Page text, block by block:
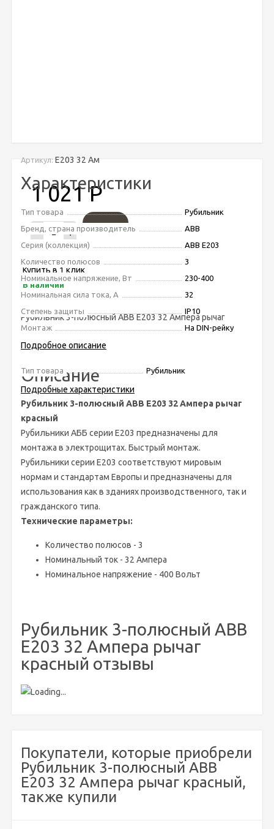
Артикул: Е203 32 Ам
1 021Р
- +
Купить в 1 клик
В наличии
Рубильник 3-полюсный ABB Е203 32 Ампера рычаг
красный
Подробное описание
Тип товара Рубильник
Подробные характеристики
Характеристики
Тип товара
Рубильник
Бренд, страна производитель
ABB
Серия (коллекция)
ABB E203
Количество полюсов
3
Номинальное напряжение, Вт
230-400
Номинальная сила тока, А
32
Степень защиты
IP10
Монтаж
На DIN-рейку
Описание
Рубильник 3-полюсный ABB Е203 32 Ампера рычаг
красный
Рубильники АББ серии E203 предназначены для
монтажа в электрощитах. Быстрый монтаж.
Рубильники серии E203 соответствуют мировым
нормам и стандартам Европы и предназначены для
использования как в зданиях производственного, так и
гражданского типа.
Технические параметры:
Количество полюсов - 3
Номинальный ток - 32 Ампера
Номинальное напряжение - 400 Вольт
Рубильник 3-полюсный ABB
Е203 32 Ампера рычаг
красный отзывы
Покупатели, которые приобрели
Рубильник 3-полюсный ABB
Е203 32 Ампера рычаг красный,
также купили